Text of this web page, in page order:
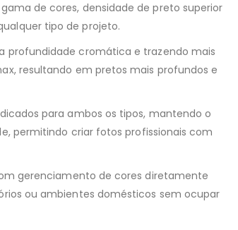
de cores, densidade de preto superior
tipo de projeto.
profundidade cromática e trazendo mais
resultando em pretos mais profundos e
para ambos os tipos, mantendo o
permitindo criar fotos profissionais com
gerenciamento de cores diretamente
ou ambientes domésticos sem ocupar